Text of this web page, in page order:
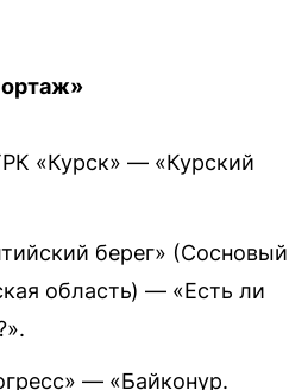
«Курск» — «Курский
берег» (Сосновый
область) — «Есть ли
— «Байконур.